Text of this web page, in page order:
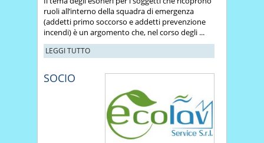
ruoli all’interno della squadra di emergenza
(addetti primo soccorso e addetti prevenzione
incendi) è un argomento che, nel corso degli ...
LEGGI TUTTO
SOCIO